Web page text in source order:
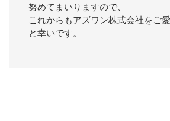
努めてまいりますので、
これからもアズワン株式会社をご
と幸いです。